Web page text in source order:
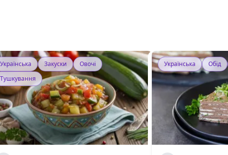
Українська Закуски
Овочі
Тушкування
Українська Обід